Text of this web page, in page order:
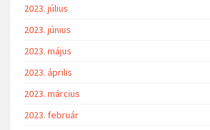
2023. július
2023. június
2023. május
2023. április
2023. március
2023. február